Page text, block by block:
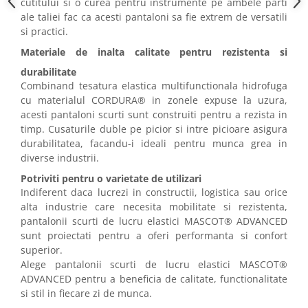
Masti de protectie respiratorie
Sepci, caciuli si esarfe
Pachete promotionale
Accesorii pentru protectia muncii
Sosete de lucru
Branturi
Diverse accesorii
Articole de unica folosinta
Copii - tricouri si hanorace
Comunicare si prezentare
Flipchart-uri
Ecrane Interactive
Sisteme de afisare
Ecrane de proiectie
Accesorii prezentare
ale taliei fac ca acesti pantaloni sa fie extrem de versatili
si practici.
Materiale de inalta calitate pentru rezistenta si
durabilitate
Combinand tesatura elastica multifunctionala hidrofuga
cu materialul CORDURA® in zonele expuse la uzura,
acesti pantaloni scurti sunt construiti pentru a rezista in
timp. Cusaturile duble pe picior si intre picioare asigura
durabilitatea, facandu-i ideali pentru munca grea in
diverse industrii.
Potriviti pentru o varietate de utilizari
Indiferent daca lucrezi in constructii, logistica sau orice
alta industrie care necesita mobilitate si rezistenta,
pantalonii scurti de lucru elastici MASCOT® ADVANCED
sunt proiectati pentru a oferi performanta si confort
superior.
Alege pantalonii scurti de lucru elastici MASCOT®
ADVANCED pentru a beneficia de calitate, functionalitate
si stil in fiecare zi de munca.